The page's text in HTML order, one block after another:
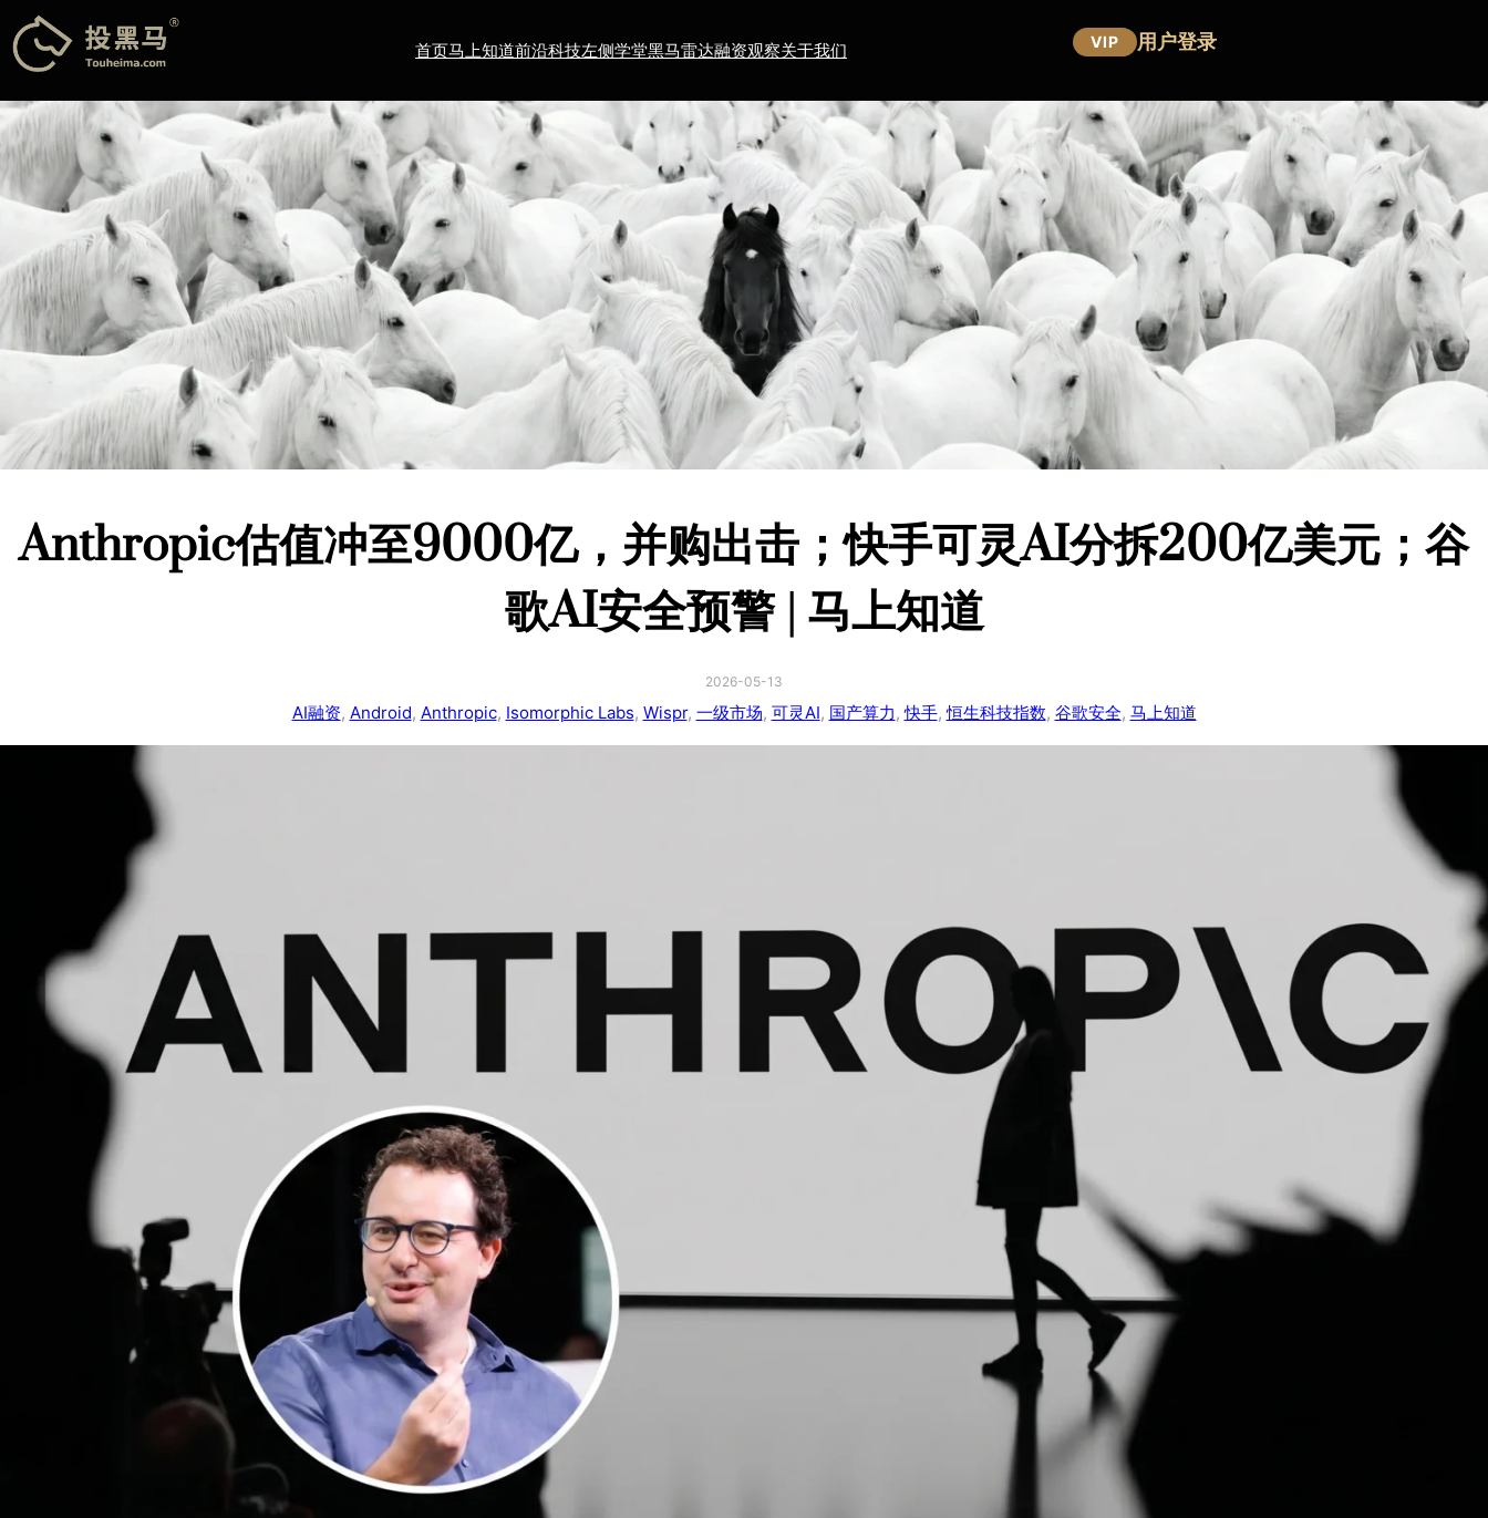
至
容
首页马上知道前沿科技左侧学堂黑马雷达融资观察关于我们 VIP 用户登录
Anthropic估值冲至9000亿，并购出击；快手可灵AI分拆200亿美元；谷
歌AI安全预警 | 马上知道
2026-05-13
AI融资, Android, Anthropic, Isomorphic Labs, Wispr, 一级市场, 可灵AI, 国产算力, 快手, 恒生科技指数, 谷歌安全, 马上知道